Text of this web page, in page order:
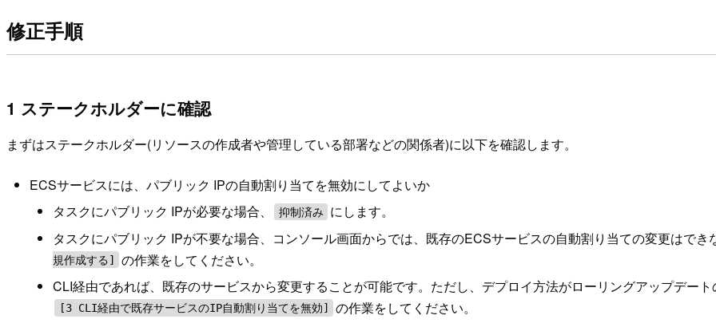
修正手順
1 ステークホルダーに確認
まずはステークホルダー(リソースの作成者や管理している部署などの関係者)に以下を確認します。
ECSサービスには、パブリック IPの自動割り当てを無効にしてよいか
タスクにパブリック IPが必要な場合、
抑制済み
にします。
タスクにパブリック IPが不要な場合、コンソール画面からでは、既存のECSサービスの自動割り当ての変更はで
規作成する]
の作業をしてください。
CLI経由であれば、既存のサービスから変更することが可能です。ただし、デプロイ方法がローリングアップデー
[3 CLI経由で既存サービスのIP自動割り当てを無効] の作業をしてください。